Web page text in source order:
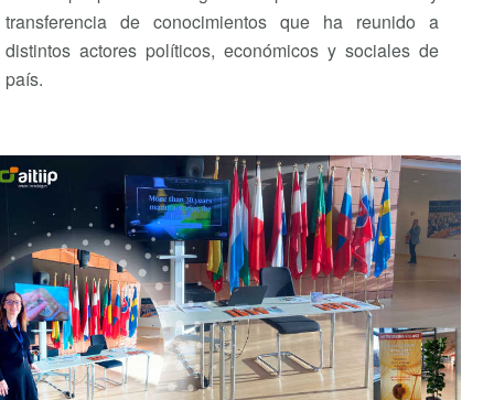
transferencia de conocimientos que ha reunido a
distintos actores políticos, económicos y sociales de
país.